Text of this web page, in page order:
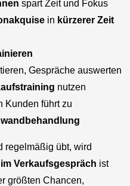
spart Zeit und Fokus
in kürzerer Zeit
Gespräche auswerten
nutzen
Kunden führt zu
regelmäßig übt, wird
Verkaufsgespräch ist
größten Chancen,